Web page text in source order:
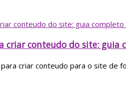
criar conteudo do site: guia
criar conteudo para o site